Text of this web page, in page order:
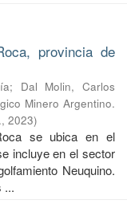
provincia de
; Dal Molin, Carlos
Minero Argentino.
, 2023)
se ubica en el
incluye en el sector
Neuquino.
...